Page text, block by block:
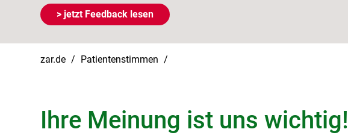
> jetzt Feedback lesen
zar.de Patientenstimmen
Ihre Meinung ist uns wichtig!